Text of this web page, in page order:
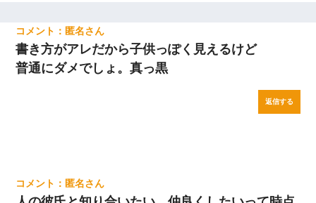
匿名
書き方がアレだから子供っぽく見えるけど
普通にダメでしょ。真っ黒
返信する
匿名